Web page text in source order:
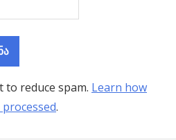
to reduce spam. Learn how
.